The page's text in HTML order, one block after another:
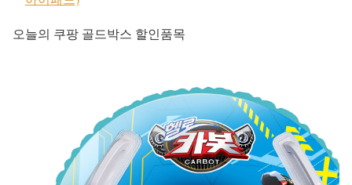
오늘의 쿠팡 골드박스 할인품목